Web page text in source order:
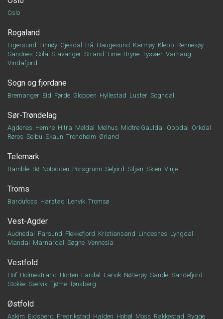
Oslo
Rogaland
Eigersund Finnøy Gjesdal Hå Haugesund Karmøy Klepp Rennesøy
Sandnes Sola Stavanger Strand Time Bryne Tysvær Varhaug
Vindafjord
Sogn og fjordane
Bremanger Eid Førde Gloppen Hyllestad Luster Sogndal
Sør-Trøndelag
Agdenes Hemne Hitra Meldal Melhus Midtre Gauldal Oppdal
Orkdal
Røros Selbu Skaun Trondheim Ørland
Telemark
Bamble Bø Notodden Porsgrunn Seljord Siljan Skien Vinje
Troms
Bardufoss Harstad Lenvik Tromsø
Vest-Agder
Audnedal Farsund Flekkefjord Kristiansand Lindesnes Lyngdal
Mandal
Marnardal Søgne Vennesla
Vestfold
Hof Holmestrand Horten Lardal Larvik Nøtterøy Sande Sandefjord
Stokke Svelvik Tjøme Tønsberg
Østfold
Askim Eidsberg Fredrikstad Halden Hobøl Moss Rakkestad Rygge